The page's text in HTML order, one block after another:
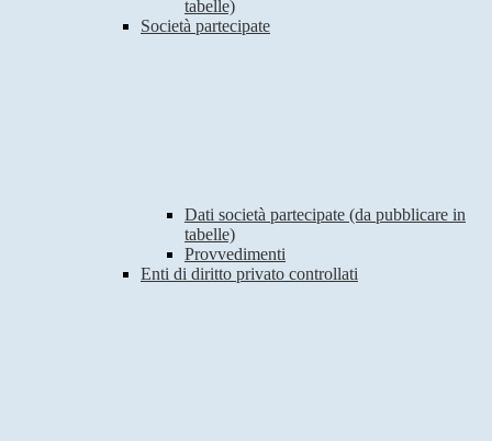
tabelle)
Società partecipate
Dati società partecipate (da pubblicare in
tabelle)
Provvedimenti
Enti di diritto privato controllati